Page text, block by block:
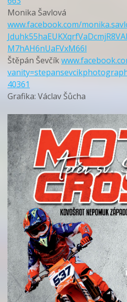
Monika Šavlová
www.facebook.com/
M7hAH6nUaFVxM66l
Štěpán Ševčík
40361
Grafika: Václav Šůcha